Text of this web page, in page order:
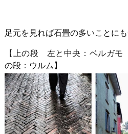
足元を見れば石畳の多いことにも
【上の段 左と中央：ベルガ
の段：ウルム】